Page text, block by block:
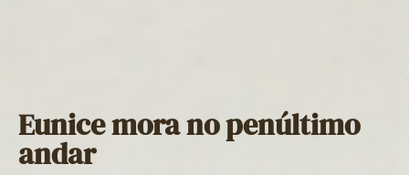
Eunice mora no penúltimo
andar